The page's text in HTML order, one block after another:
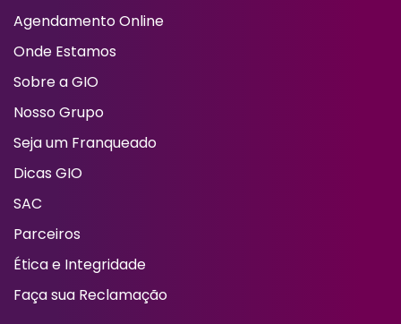
Agendamento Online
Onde Estamos
Sobre a GIO
Nosso Grupo
Seja um Franqueado
Dicas GIO
SAC
Parceiros
Ética e Integridade
Faça sua Reclamação